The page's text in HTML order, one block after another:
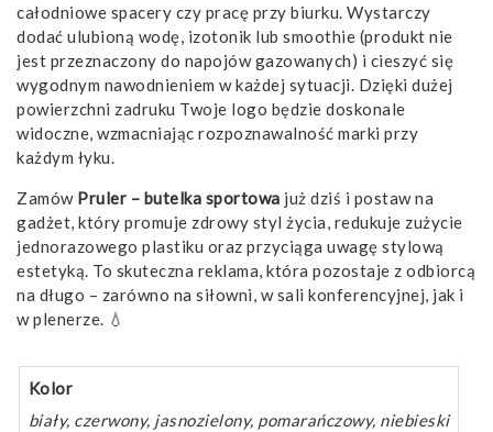
całodniowe spacery czy pracę przy biurku. Wystarczy
dodać ulubioną wodę, izotonik lub smoothie (produkt nie
jest przeznaczony do napojów gazowanych) i cieszyć się
wygodnym nawodnieniem w każdej sytuacji. Dzięki dużej
powierzchni zadruku Twoje logo będzie doskonale
widoczne, wzmacniając rozpoznawalność marki przy
każdym łyku.
Zamów Pruler – butelka sportowa już dziś i postaw na
gadżet, który promuje zdrowy styl życia, redukuje zużycie
jednorazowego plastiku oraz przyciąga uwagę stylową
estetyką. To skuteczna reklama, która pozostaje z odbiorcą
na długo – zarówno na siłowni, w sali konferencyjnej, jak i
w plenerze. 💧
Kolor
biały, czerwony, jasnozielony, pomarańczowy, niebieski